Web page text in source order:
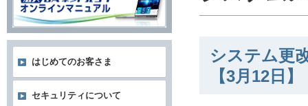
システム更
【3月12日】
はじめてのお客さま
セキュリティについて